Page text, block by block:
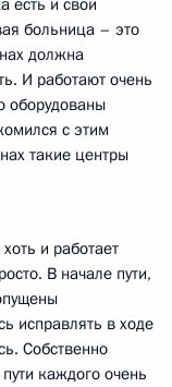
есть и свои
больница – это
должна
И работают очень
оборудованы
с этим
такие центры
и работает
В начале пути,
исправлять в ходе
Собственно
каждого очень